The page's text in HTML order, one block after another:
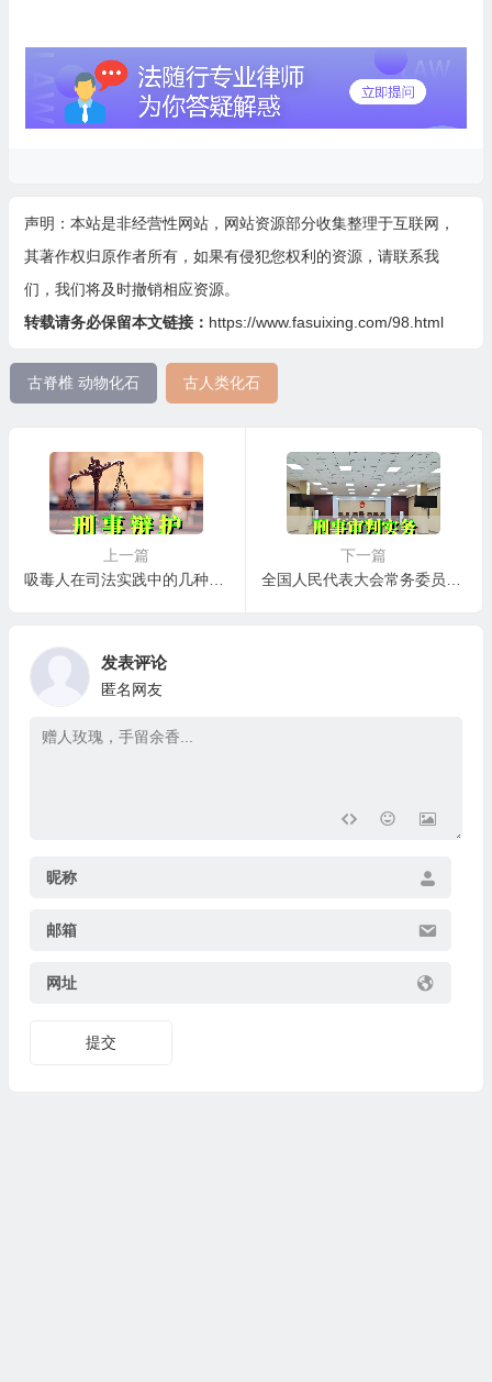
声明：本站是非经营性网站，网站资源部分收集整理于互联网，
其著作权归原作者所有，如果有侵犯您权利的资源，请联系我
们，我们将及时撤销相应资源。
转载请务必保留本文链接： https://www.fasuixing.com/98.html
古脊椎 动物化石 古人类化石
上一篇
吸毒人在司法实践中的几种情形
下一篇
全国人民代表大会常务委员会关于《中华人民共和国刑法》有关出口退税、抵扣税款的其他发票规定的解释
发表评论
匿名网友
昵称
邮箱
网址
提交